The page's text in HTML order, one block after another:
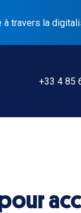
à travers la
+33 4 85